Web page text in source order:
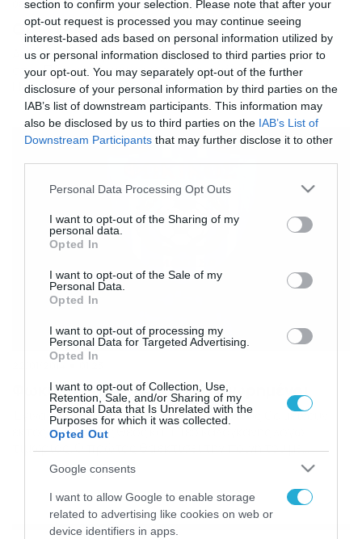
section to confirm your selection. Please note that after your
opt-out request is processed you may continue seeing
interest-based ads based on personal information utilized by
us or personal information disclosed to third parties prior to
your opt-out. You may separately opt-out of the further
disclosure of your personal information by third parties on the
IAB’s list of downstream participants. This information may
also be disclosed by us to third parties on the IAB’s List of
Downstream Participants that may further disclose it to other
Please note that this website/app uses one or more Google
not limited to your visit or usage behaviour. You may click to
grant or deny consent to Google and its third-party tags to
use your data for below specified purposes in below Google
consent section.
Personal Data Processing Opt Outs
I want to opt-out of the Sharing of my
personal data.
Opted In
I want to opt-out of the Sale of my
Personal Data.
Opted In
I want to opt-out of processing my
Personal Data for Targeted Advertising.
Opted In
I want to opt-out of Collection, Use,
Retention, Sale, and/or Sharing of my
Personal Data that Is Unrelated with the
Purposes for which it was collected.
Opted Out
Google consents
I want to allow Google to enable storage
related to advertising like cookies on web or
device identifiers in apps.
08/02/2014 00:00
Οι 18 εκλεκτοί του Φωκικού
Από το απόγευμα της Παρασκευής (07/02) βρίσκεται
στον Πύργο ο Φωκικός για την αναμέτρηση με τον
Πανηλειακό (08/02 15:00), για λογαριασμό της 19ης
αγωνιστικής του πρωταθλήματος της Football League.
Στην Άμφισσα έμειναν οι τιμωρημένοι Καλαγκάνης και
Θέος. Με σύμμαχο την καλή ψυχολογία η ομάδα της
Άμφισσας θα κυνηγήσει το διπλό και με την ελπίδα να […]
22/01/2014
Φωκικός: Δηλώθηκαν οι τιμωρημένοι
Έγιναν γνωστοί οι αγώνες στους οποίους θα μείνουν
εκτός οι Γιώργος Θέος και Πιέρ Καλαγκάνης λόγω
τιμωρίας. Ο πρώτος θα εκτίσει την ποινή του με
Πανηλειακό, Παναιγιάλειο ενώ ο δεύτερος με
Πανηλειακό και με Ολυμπιακό Βόλου. Η απόφαση
πάρθηκε την Τρίτη (21/01) προκειμένου να προλάβει να
γίνει ο απαραίτητος σχεδιασμός, ώστε οι συγκεκριμένες
απώλειες να […]